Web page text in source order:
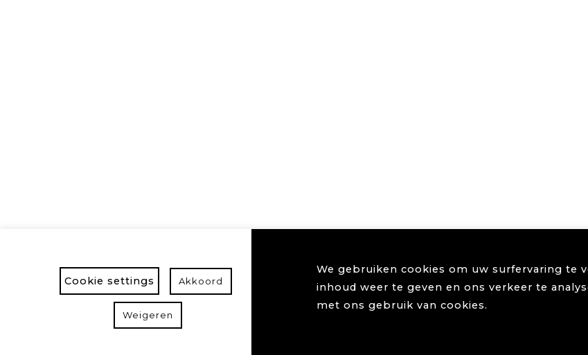
We gebruiken cookies om uw surfervaring te
inhoud weer te geven en ons verkeer te
met ons gebruik van cookies.
Cookie settings Akkoord
Weigeren